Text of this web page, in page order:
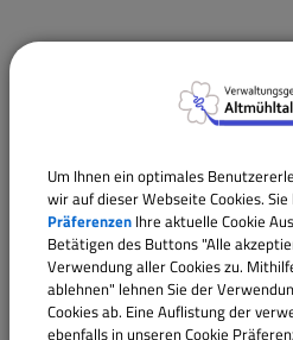
Abwasser; Zahlung der
Zahlung an die Gemeinde
Hundesteuer; An- und
Immobilien; Informationen
Verpachtung durch die
Kommunale
Um Ihnen ein optimales
wir auf dieser Webseite Cookies.
Präferenzen Ihre aktuelle Cookie
Betätigen des Buttons "Alle
Verwendung aller Cookies zu.
ablehnen" lehnen Sie der
Cookies ab. Eine Auflistung der
ebenfalls in unseren Cookie